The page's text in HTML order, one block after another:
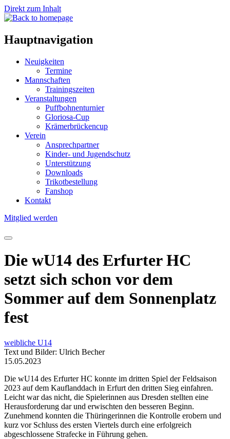
Direkt zum Inhalt
Hauptnavigation
Neuigkeiten
Termine
Mannschaften
Trainingszeiten
Veranstaltungen
Puffbohnenturnier
Gloriosa-Cup
Krämerbrückencup
Verein
Ansprechpartner
Kinder- und Jugendschutz
Unterstützung
Downloads
Trikotbestellung
Fanshop
Kontakt
Mitglied werden
Die wU14 des Erfurter HC
setzt sich schon vor dem
Sommer auf dem Sonnenplatz
fest
weibliche U14
Text und Bilder: Ulrich Becher
15.05.2023
Die wU14 des Erfurter HC konnte im dritten Spiel der Feldsaison
2023 auf dem Kauflanddach in Erfurt den dritten Sieg einfahren.
Leicht war das nicht, die Spielerinnen aus Dresden stellten eine
Herausforderung dar und erwischten den besseren Beginn.
Zunehmend konnten die Thüringerinnen die Kontrolle erobern und
kurz vor Schluss des ersten Viertels durch eine erfolgreich
abgeschlossene Strafecke in Führung gehen.